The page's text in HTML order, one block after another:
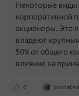
0
Некоторые виды
корпоративной
акционеры. Это
владеют
50% от общего
влияние на